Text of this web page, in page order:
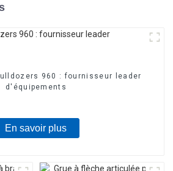
960 : fournisseur leader
d'équipements
En savoir plus